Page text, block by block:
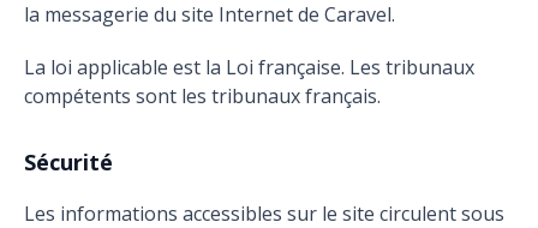
la messagerie du site Internet de Caravel.
La loi applicable est la Loi française. Les tribunaux
compétents sont les tribunaux français.
Sécurité
Les informations accessibles sur le site circulent sous